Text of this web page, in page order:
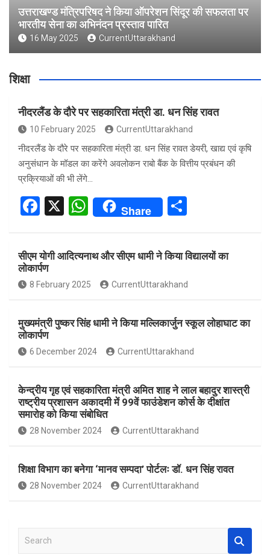
उत्तराखण्ड मंत्रिपरिषद ने किया ऑपरेशन सिंदूर की सफलता पर
भारतीय सेना का अभिनंदन प्रस्ताव पारित
16 May 2025 CurrentUttarakhand
शिक्षा
नीदरलैंड के दौरे पर सहकारिता मंत्री डा. धन सिंह रावत
10 February 2025 CurrentUttarakhand
नीदरलैंड के दौरे पर सहकारिता मंत्री डा. धन सिंह रावत डेयरी, खाद्य एवं कृषि
अनुसंधान के मॉडल का करेंगे अवलोकन राबो बैंक के वित्तीय प्रबंधन की
प्रक्रियाओं की भी लेंगे…
F
ce
b
o
o
k
X
W
s
A
p
p
Share
ar
e
सीएम योगी आदित्यनाथ और सीएम धामी ने किया विद्यालयों का
लोकार्पण
8 February 2025 CurrentUttarakhand
मुख्यमंत्री पुष्कर सिंह धामी ने किया मल्लिकार्जुन स्कूल लोहाघाट का
लोकार्पण
6 December 2024 CurrentUttarakhand
केन्द्रीय गृह एवं सहकारिता मंत्री अमित शाह ने लाल बहादुर शास्त्री
राष्ट्रीय प्रशासन अकादमी में 99वें फाउंडेशन कोर्स के दीक्षांत
समारोह को किया संबोधित
28 November 2024 CurrentUttarakhand
शिक्षा विभाग का बनेगा ‘मानव सम्पदा’ पोर्टलः डॉ. धन सिंह रावत
28 November 2024 CurrentUttarakhand